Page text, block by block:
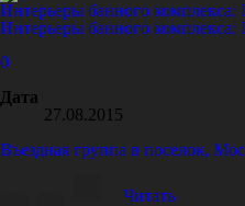
Интерьеры банного
Интерьеры банного
0
Дата
27.08.2015
Въездная группа в поселок,
Читать